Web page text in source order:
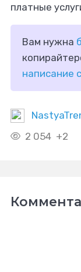
платные
Вам нужна
написание
2 054 +2